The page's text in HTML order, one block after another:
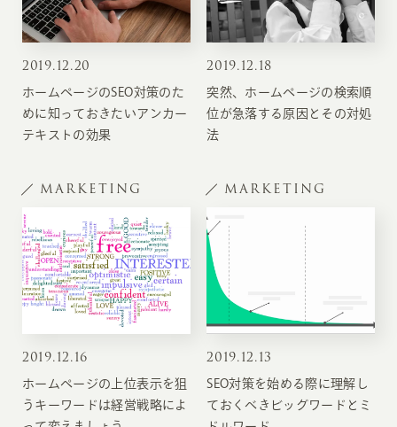
2019.12.20
ホームページのSEO対策のた
めに知っておきたいアンカー
テキストの効果
2019.12.18
突然、ホームページの検索順
位が急落する原因とその対処
法
MARKETING
2019.12.16
ホームページの上位表示を狙
うキーワードは経営戦略によ
MARKETING
2019.12.13
SEO対策を始める際に理解し
ておくべきビッグワードとミ